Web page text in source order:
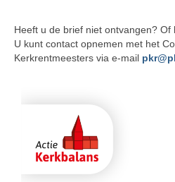
Heeft u de brief niet ontvangen? Of
U kunt contact opnemen met het
Kerkrentmeesters via e-mail